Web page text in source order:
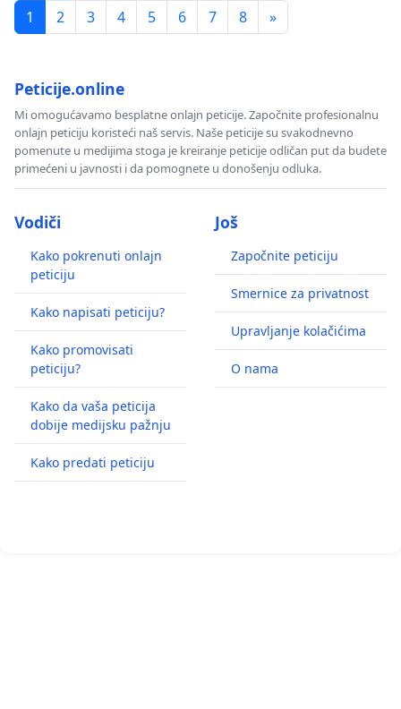
1
2 3 4 5 6 7 8 »
Peticije.online
Mi omogućavamo besplatne onlajn peticije. Započnite profesionalnu
onlajn peticiju koristeći naš servis. Naše peticije su svakodnevno
pomenute u medijima stoga je kreiranje peticije odličan put da budete
primećeni u javnosti i da pomognete u donošenju odluka.
Vodiči
Kako pokrenuti onlajn
peticiju
Kako napisati peticiju?
Kako promovisati
peticiju?
Kako da vaša peticija
dobije medijsku pažnju
Kako predati peticiju
Još
Započnite peticiju
Smernice za privatnost
Upravljanje kolačićima
O nama